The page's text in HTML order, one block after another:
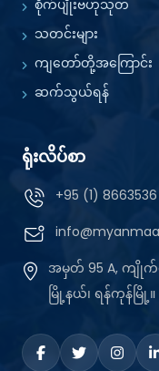
စိုက်ပျိုးဗဟုသုတ
သတင်းများ
ကျတော်တို့အကြောင်း
ဆက်သွယ်ရန်
ရုံးလိပ်စာ
+95 (1) 8663536
အမှတ် 95 A, ကျိုက်ဝို
မြို့နယ်၊ ရန်ကုန်မြို့။